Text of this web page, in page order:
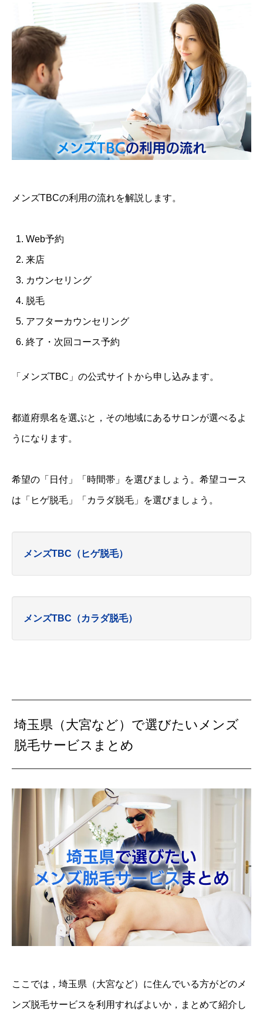
メンズTBCの利用の流れを解説します。
Web予約
来店
カウンセリング
脱毛
アフターカウンセリング
終了・次回コース予約
「メンズTBC」の公式サイトから申し込みます。
都道府県名を選ぶと，その地域にあるサロンが選べるよ
うになります。
希望の「日付」「時間帯」を選びましょう。希望コース
は「ヒゲ脱毛」「カラダ脱毛」を選びましょう。
メンズTBC（ヒゲ脱毛）
メンズTBC（カラダ脱毛）
埼玉県（大宮など）で選びたいメンズ
脱毛サービスまとめ
ここでは，埼玉県（大宮など）に住んでいる方がどのメ
ンズ脱毛サービスを利用すればよいか，まとめて紹介し